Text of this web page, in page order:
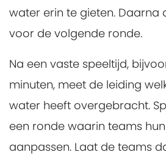
water erin te gieten. Daarna
voor de volgende ronde.
Na een vaste speeltijd,
minuten, meet de leiding
water heeft overgebracht.
een ronde waarin teams
aanpassen. Laat de teams